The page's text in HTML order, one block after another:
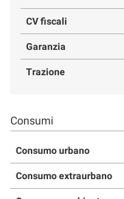
CV fiscali
Garanzia
Trazione
Consumi
Consumo urbano
Consumo extraurbano